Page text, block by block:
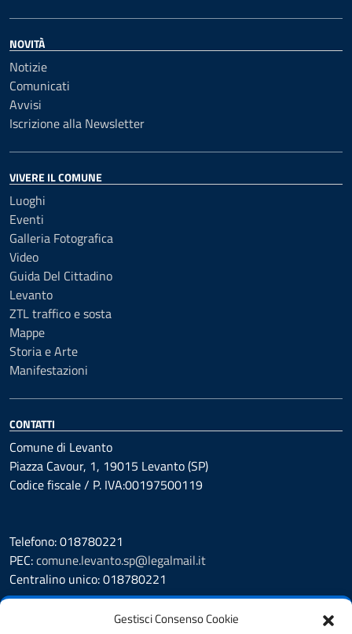
Gestisci Consenso Cookie
NOVITÀ
Notizie
Comunicati
Avvisi
Iscrizione alla Newsletter
VIVERE IL COMUNE
Luoghi
Eventi
Galleria Fotografica
Video
Guida Del Cittadino
Levanto
ZTL traffico e sosta
Mappe
Storia e Arte
Manifestazioni
CONTATTI
Comune di Levanto
Piazza Cavour, 1, 19015 Levanto (SP)
Codice fiscale / P. IVA:00197500119
Telefono: 018780221
PEC:comune.levanto.sp@legalmail.it
Centralino unico: 018780221
Prenotazione appuntamento